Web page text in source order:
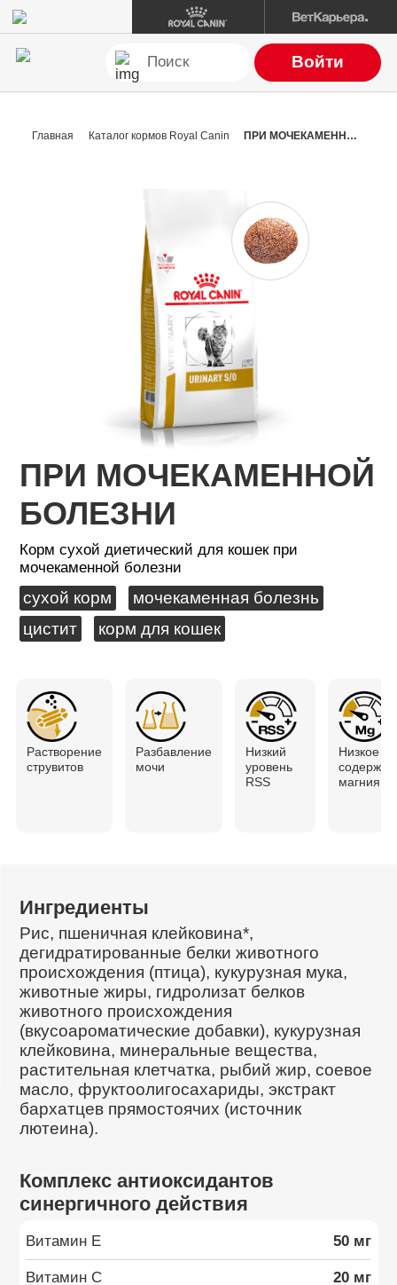
Войти
Главная Каталог кормов Royal Canin ПРИ МОЧЕКАМЕННОЙ БОЛЕЗНИ
ПРИ МОЧЕКАМЕННОЙ
БОЛЕЗНИ
Корм сухой диетический для кошек при
мочекаменной болезни
сухой корм
мочекаменная болезнь
цистит
корм для кошек
Растворение
струвитов
Разбавление
мочи
Низкий
уровень
RSS
Низкое
магния
Ингредиенты
Рис, пшеничная клейковина*,
дегидратированные белки животного
происхождения (птица), кукурузная мука,
животные жиры, гидролизат белков
животного происхождения
(вкусоароматические добавки), кукурузная
клейковина, минеральные вещества,
растительная клетчатка, рыбий жир, соевое
масло, фруктоолигосахариды, экстракт
бархатцев прямостоячих (источник
лютеина).
Комплекс антиоксидантов
синергичного действия
Витамин E 50 мг
Витамин C 20 мг